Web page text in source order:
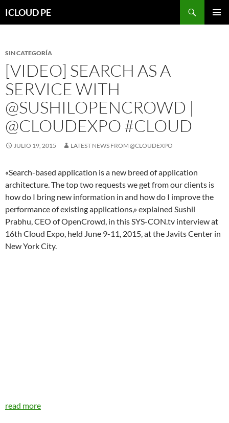
hacia
ICLOUD PE
SIN CATEGORÍA
[VIDEO] SEARCH AS A
SERVICE WITH
@SUSHILOPENCROWD |
@CLOUDEXPO #CLOUD
JULIO 19, 2015 LATEST NEWS FROM @CLOUDEXPO
«Search-based application is a new breed of application
architecture. The top two requests we get from our clients is
how do I bring new information in and how do I improve the
performance of existing applications,» explained Sushil
Prabhu, CEO of OpenCrowd, in this SYS-CON.tv interview at
16th Cloud Expo, held June 9-11, 2015, at the Javits Center in
New York City.
read more